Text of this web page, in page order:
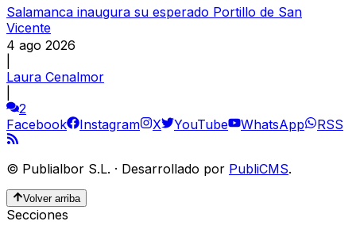
Salamanca inaugura su esperado Portillo de San
Vicente
4 ago 2026
Laura Cenalmor
2
Facebook
Instagram X YouTube WhatsApp RSS
© Publialbor S.L. · Desarrollado por PubliCMS.
Volver arriba
Secciones